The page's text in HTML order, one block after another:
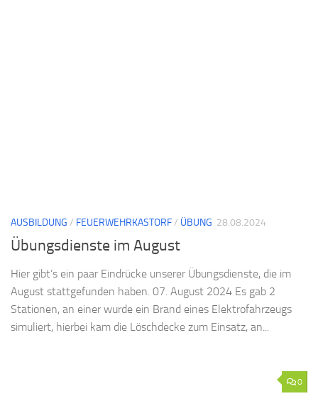
AUSBILDUNG / FEUERWEHRKASTORF/ ÜBUNG 28.08.2024
Übungsdienste im August
Hier gibt’s ein paar Eindrücke unserer Übungsdienste, die im
August stattgefunden haben. 07. August 2024 Es gab 2
Stationen, an einer wurde ein Brand eines Elektrofahrzeugs
simuliert, hierbei kam die Löschdecke zum Einsatz, an...
0